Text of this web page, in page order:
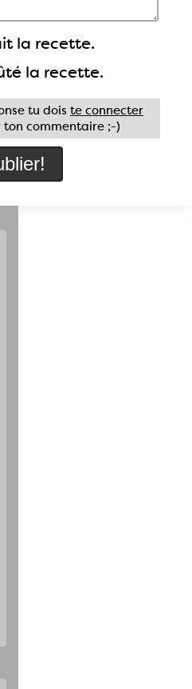
la recette.
la recette.
tu dois te connecter
commentaire ;-)